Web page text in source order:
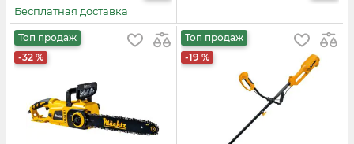
Бесплатная доставка
Топ продаж
-32 %
Топ продаж
-19 %